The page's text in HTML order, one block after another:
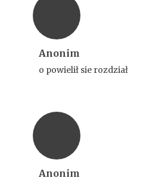
Anonim
o powielił sie rozdział
Anonim